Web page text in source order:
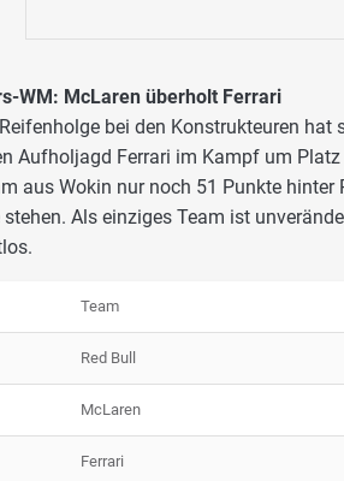
WM: McLaren überholt Ferrari
bei den Konstrukteuren
Aufholjagd Ferrari im Kampf um
aus Wokin nur noch 51 Punkte
stehen. Als einziges Team ist
Team
Red Bull
McLaren
Ferrari